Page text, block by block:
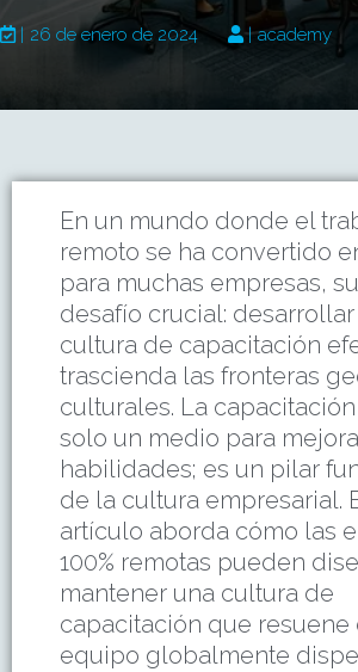
| 26 de enero de 2024 | academy
En un mundo donde el
remoto se ha convertido
para muchas empresas,
desafío crucial:
cultura de capacitación
trascienda las fronteras
culturales. La
solo un medio para
habilidades; es un pilar
de la cultura empresarial.
artículo aborda cómo las
100% remotas pueden
mantener una cultura de
capacitación que resuene
equipo globalmente